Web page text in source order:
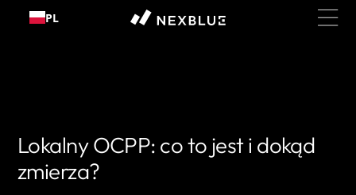
do
PL
Lokalny OCPP: co to jest i dokąd
zmierza?